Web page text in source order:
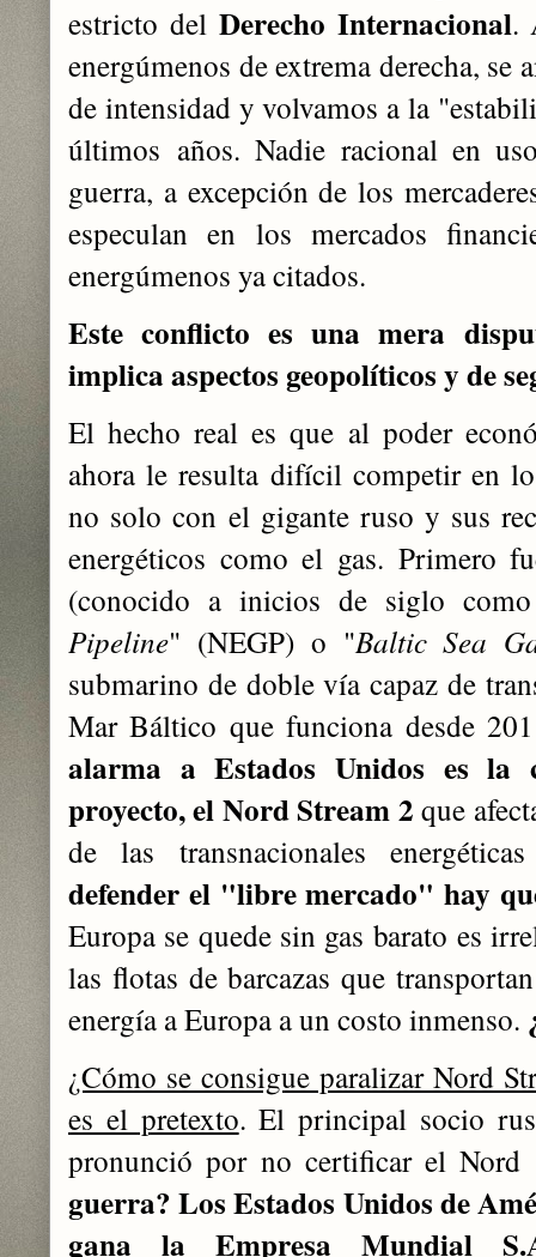
estricto del Derecho Internacional.
energúmenos de extrema derecha, se
de intensidad y volvamos a la
últimos años. Nadie racional en
guerra, a excepción de los
especulan en los mercados
energúmenos ya citados.
Este conflicto es una mera
implica aspectos geopolíticos y de
El hecho real es que al poder
ahora le resulta difícil competir en
no solo con el gigante ruso y sus
energéticos como el gas. Primero
(conocido a inicios de siglo
Pipeline" (NEGP) o "Baltic Sea
submarino de doble vía capaz de
Mar Báltico que funciona desde
alarma a Estados Unidos es la
proyecto, el Nord Stream 2 que
de las transnacionales
defender el "libre mercado" hay
Europa se quede sin gas barato es
las flotas de barcazas que
energía a Europa a un costo inmenso.
¿Cómo se consigue paralizar Nord
es el pretexto. El principal socio
pronunció por no certificar el
guerra? Los Estados Unidos de
gana la Empresa Mundial